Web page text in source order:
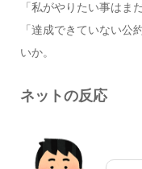
「私がやりたい事はま
「達成できていない公
いか。
ネットの反応